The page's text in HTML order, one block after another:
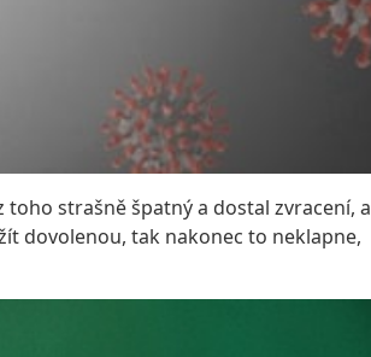
strašně špatný a dostal zvracení, a
dovolenou, tak nakonec to neklapne,